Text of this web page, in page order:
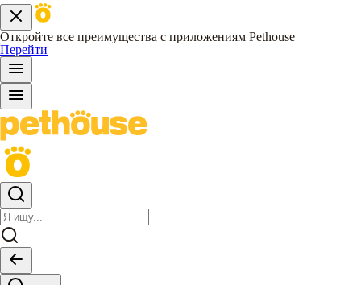
Откройте все преимущества с приложениям Pethouse
Перейти